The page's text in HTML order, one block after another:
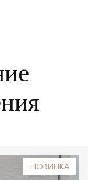
НОВИНКА